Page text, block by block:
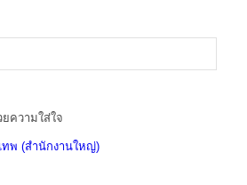
ความใส่ใจ
ทพ (สำนักงานใหญ่)